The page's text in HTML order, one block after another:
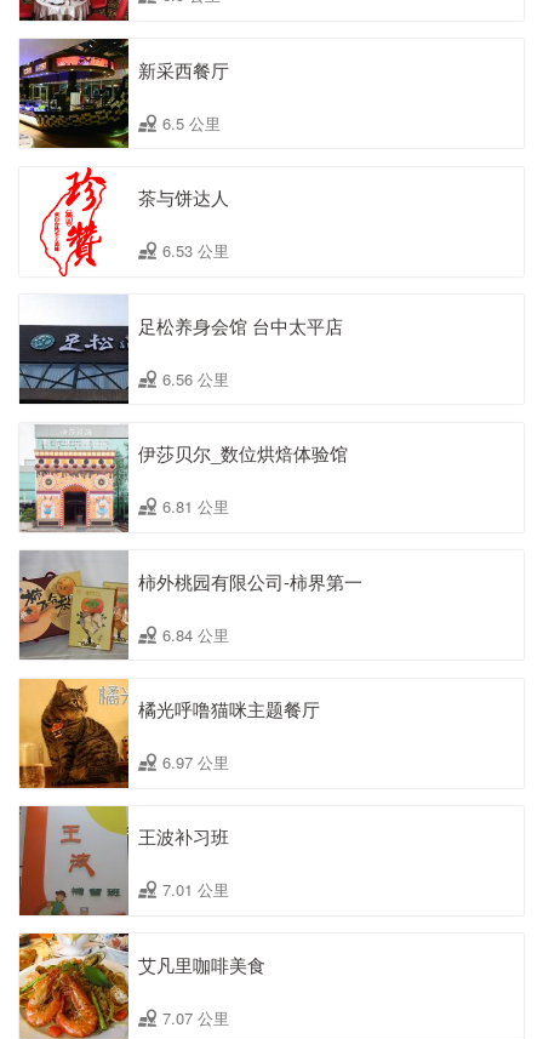
新采西餐厅
6.5 公里
茶与饼达人
6.53 公里
足松养身会馆 台中太平店
6.56 公里
伊莎贝尔_数位烘焙体验馆
6.81 公里
柿外桃园有限公司-柿界第一
6.84 公里
橘光呼噜猫咪主题餐厅
6.97 公里
王波补习班
7.01 公里
艾凡里咖啡美食
7.07 公里